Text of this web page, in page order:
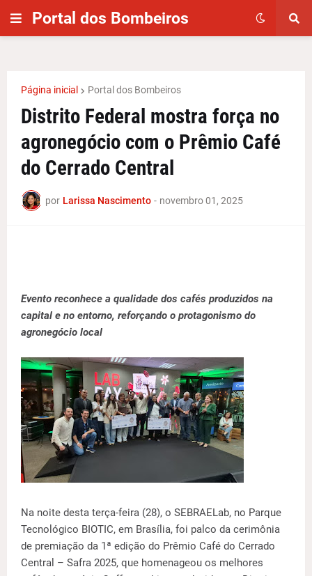
Portal dos Bombeiros
Página inicial Portal dos Bombeiros
Distrito Federal mostra força no
agronegócio com o Prêmio Café
do Cerrado Central
por Larissa Nascimento - novembro 01, 2025
Evento reconhece a qualidade dos cafés produzidos na
capital e no entorno, reforçando o protagonismo do
agronegócio local
Na noite desta terça-feira (28), o SEBRAELab, no Parque
Tecnológico BIOTIC, em Brasília, foi palco da cerimônia
de premiação da 1ª edição do Prêmio Café do Cerrado
Central – Safra 2025, que homenageou os melhores